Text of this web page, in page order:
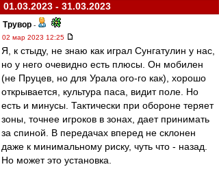
01.03.2023 - 31.03.2023
Трувор -
02 мар 2023 12:25
Я, к стыду, не знаю как играл Сунгатулин у нас,
но у него очевидно есть плюсы. Он мобилен
(не Пруцев, но для Урала ого-го как), хорошо
открывается, культура паса, видит поле. Но
есть и минусы. Тактически при обороне теряет
зоны, точнее игроков в зонах, дает принимать
за спиной. В передачах вперед не склонен
даже к минимальному риску, чуть что - назад.
Но может это установка.